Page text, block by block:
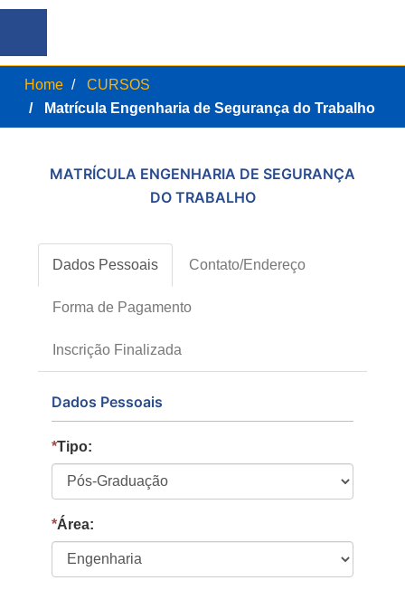
Home
CURSOS
Matrícula Engenharia de Segurança do Trabalho
MATRÍCULA ENGENHARIA DE SEGURANÇA
DO TRABALHO
Dados Pessoais Contato/Endereço
Forma de Pagamento
Inscrição Finalizada
Dados Pessoais
*Tipo:
*Área: